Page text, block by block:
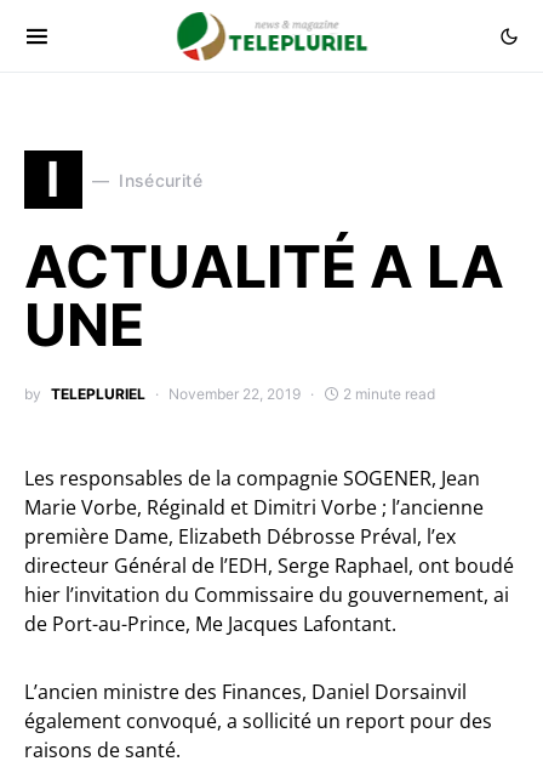
I Insécurité
ACTUALITÉ A LA
UNE
by TELEPLURIEL November 22, 2019 2 minute read
Les responsables de la compagnie SOGENER, Jean
Marie Vorbe, Réginald et Dimitri Vorbe ; l’ancienne
première Dame, Elizabeth Débrosse Préval, l’ex
directeur Général de l’EDH, Serge Raphael, ont boudé
hier l’invitation du Commissaire du gouvernement, ai
de Port-au-Prince, Me Jacques Lafontant.
L’ancien ministre des Finances, Daniel Dorsainvil
également convoqué, a sollicité un report pour des
raisons de santé.